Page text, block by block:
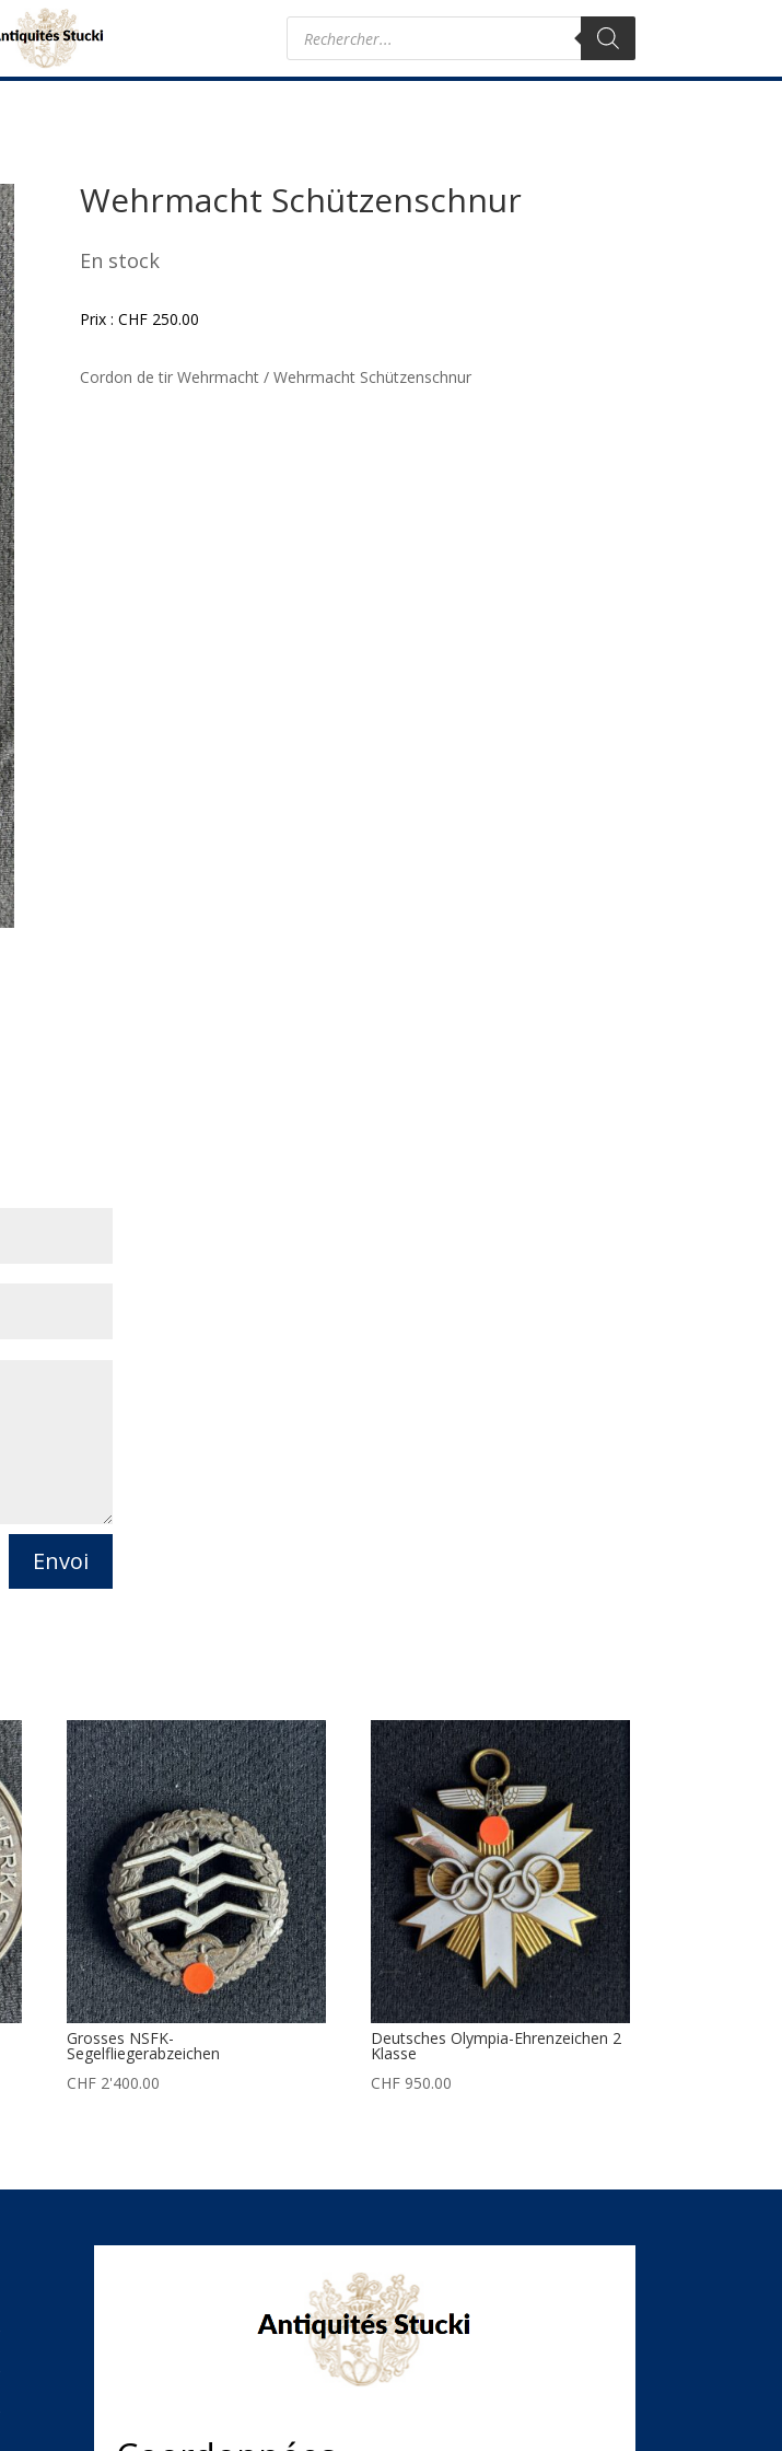
Recherche
produits
Wehrmacht Schützenschnur
En stock
Prix : CHF250.00
Cordon de tir Wehrmacht / Wehrmacht Schützenschnur
Envoi
Grosses NSFK-
Segelfliegerabzeichen
CHF 2'400.00
Deutsches Olympia-Ehrenzeichen 2
Klasse
CHF 950.00